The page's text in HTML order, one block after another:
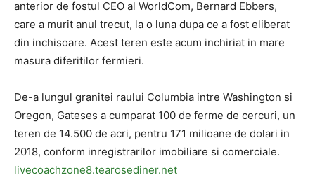
anterior de fostul CEO al WorldCom, Bernard Ebbers,
care a murit anul trecut, la o luna dupa ce a fost eliberat
din inchisoare. Acest teren este acum inchiriat in mare
masura diferitilor fermieri.
De-a lungul granitei raului Columbia intre Washington si
Oregon, Gateses a cumparat 100 de ferme de cercuri, un
teren de 14.500 de acri, pentru 171 milioane de dolari in
2018, conform inregistrarilor imobiliare si comerciale.
livecoachzone8.tearosediner.net